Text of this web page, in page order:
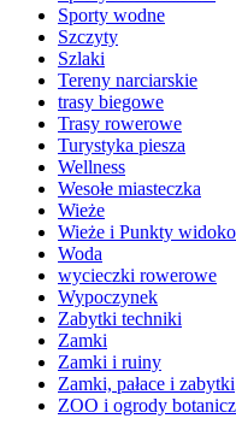
Sporty wodne
Szczyty
Szlaki
Tereny narciarskie
trasy biegowe
Trasy rowerowe
Turystyka piesza
Wellness
Wesołe miasteczka
Wieże
Wieże i Punkty
Woda
wycieczki rowerowe
Wypoczynek
Zabytki techniki
Zamki
Zamki i ruiny
Zamki, pałace i zabytki
ZOO i ogrody